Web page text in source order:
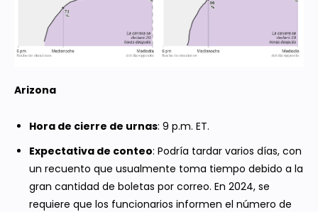
Arizona
Hora de cierre de urnas: 9 p.m. ET.
Expectativa de conteo: Podría tardar varios días, con
un recuento que usualmente toma tiempo debido a la
gran cantidad de boletas por correo. En 2024, se
requiere que los funcionarios informen el número de